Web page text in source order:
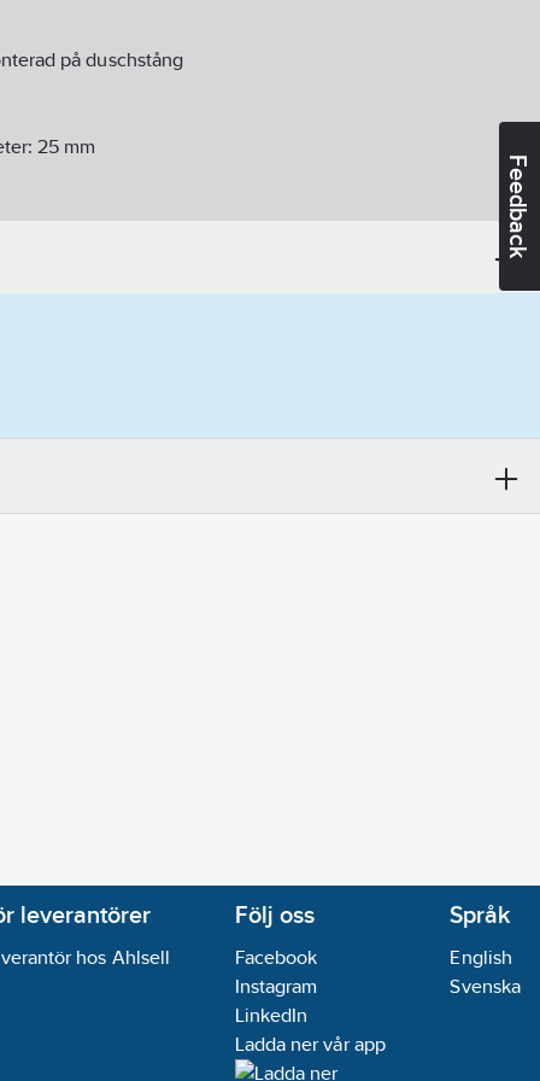
Feedback
på duschstång
25 mm
leverantörer
hos Ahlsell
Följ oss
Facebook
Instagram
LinkedIn
Ladda ner vår app
Språk
English
Svenska